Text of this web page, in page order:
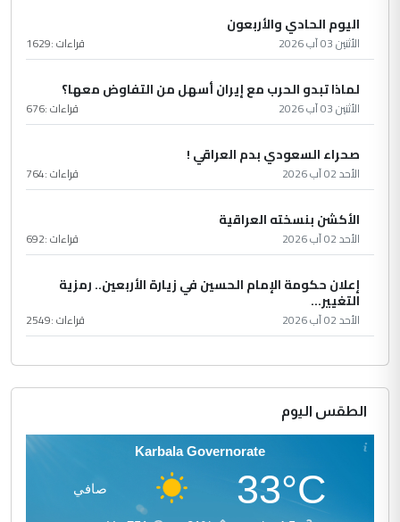
اليوم الحادي والأربعون
الأثنين 03 آب 2026 قراءات :1629
لماذا تبدو الحرب مع إيران أسهل من التفاوض معها؟
الأثنين 03 آب 2026 قراءات :676
صحراء السعودي بدم العراقي !
الأحد 02 آب 2026 قراءات :764
الأكشن بنسخته العراقية
الأحد 02 آب 2026 قراءات :692
إعلان حكومة الإمام الحسين في زيارة الأربعين.. رمزية
التغيير...
الأحد 02 آب 2026 قراءات :2549
الطقس اليوم
Karbala Governorate
33°C صافي